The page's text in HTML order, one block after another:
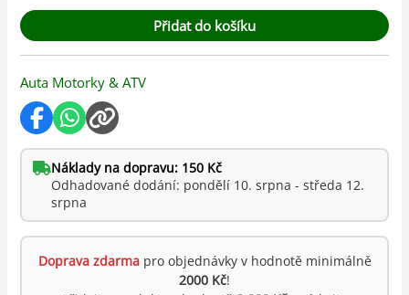
Přidat do košíku
Auta Motorky & ATV
Náklady na dopravu: 150 Kč
Odhadované dodání: pondělí 10. srpna - středa 12.
srpna
Doprava zdarmapro objednávky v hodnotě minimálně
2000 Kč!